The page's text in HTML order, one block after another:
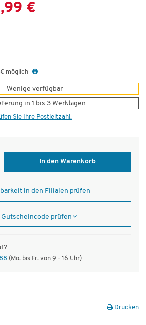
€
möglich
Wenige verfügbar
in 1 bis 3 Werktagen
Sie Ihre Postleitzahl.
In den Warenkorb
in den Filialen prüfen
Gutscheincode prüfen
(Mo. bis Fr. von 9 - 16 Uhr)
Drucken